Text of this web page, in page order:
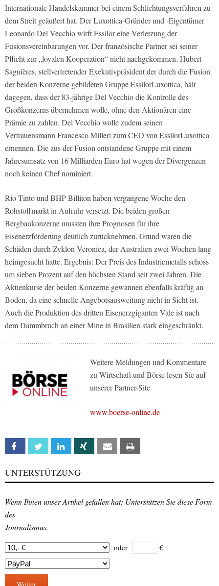
Internationale ­Handelskammer bei einem Schlichtungsverfahren zu
dem Streit geäußert hat. Der Luxottica-Gründer und -Eigentümer
Leonardo Del Vecchio wirft Essilor eine Verletzung der
Fusionsvereinbarungen vor. Der französische Partner sei seiner
Pflicht zur „loyalen Kooperation“ nicht nach­gekommen. Hubert
Sagnières, stellvertretender Exekutivpräsident der durch die Fusion
der beiden Konzerne gebildeten Gruppe EssilorLuxottica, hält
dagegen, dass der 83-jährige Del Vecchio die Kontrolle des
Großkonzerns übernehmen wolle, ohne den Aktionären eine ­
Prämie zu zahlen. Del Vecchio wolle zudem seinen
Vertrauensmann Francesco Milleri zum CEO von EssilorLuxottica
ernennen. Die aus der Fusion entstandene Gruppe mit einem
Jahresumsatz von 16 Milliarden Euro hat wegen der Divergenzen
noch ­keinen Chef nominiert.
Rio Tinto und BHP Billiton haben vergangene Woche den
Rohstoffmarkt in Aufruhr versetzt. Die beiden großen
Bergbaukonzerne mussten ihre Pro­gnosen für ihre
Eisenerzförderung deutlich zurücknehmen. Grund waren die
Schäden durch Zyklon Veronica, der Australien zwei Wochen lang
heimgesucht hatte. Ergebnis: Der Preis des Industriemetalls schoss
um sieben Prozent auf den höchsten Stand seit zwei Jahren. Die
Aktienkurse der beiden Konzerne gewannen ebenfalls kräftig an
Boden, da eine schnelle Angebotsausweitung nicht in Sicht ist.
Auch die Produktion des dritten Eisenerzgiganten Vale ist nach
dem Dammbruch an einer Mine in Brasilien stark eingeschränkt.
Weitere Meldungen und Kommentare
zu Wirtschaft und Börse lesen Sie auf
unserer Partner-Site
www.boerse-online.de
Facebook Twitter Linkedin Xing Email
UNTERSTÜTZUNG
Wenn Ihnen unser Artikel gefallen hat: Unterstützen Sie diese Form
des
Journalismus.
oder €
Weiter